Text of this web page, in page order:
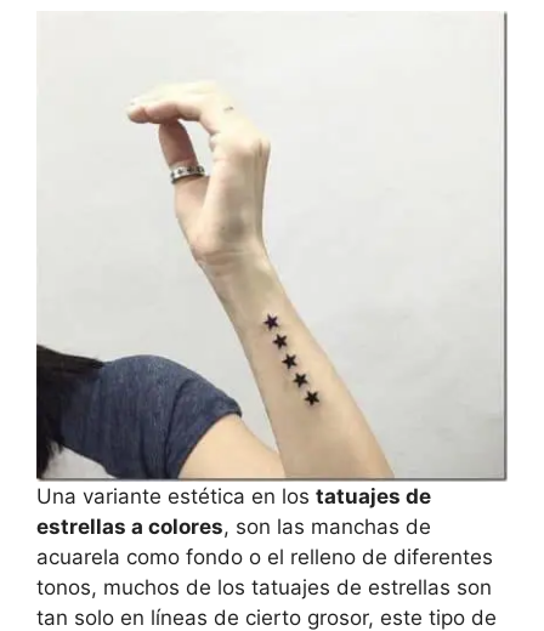
Una variante estética en los tatuajes de
estrellas a colores, son las manchas de
acuarela como fondo o el relleno de diferentes
tonos, muchos de los tatuajes de estrellas son
tan solo en líneas de cierto grosor, este tipo de